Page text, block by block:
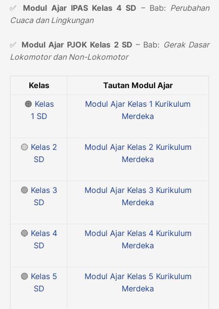
✅ Modul Ajar IPAS Kelas 4 SD – Bab: Perubahan
Cuaca dan Lingkungan
✅ Modul Ajar PJOK Kelas 2 SD – Bab: Gerak Dasar
Lokomotor dan Non-Lokomotor
Kelas
Tautan Modul Ajar
🟠 Kelas
1 SD
Modul Ajar Kelas 1 Kurikulum
Merdeka
🟡 Kelas 2
SD
Modul Ajar Kelas 2 Kurikulum
Merdeka
🟢 Kelas 3
SD
Modul Ajar Kelas 3 Kurikulum
Merdeka
🔵 Kelas 4
SD
Modul Ajar Kelas 4 Kurikulum
Merdeka
🟣 Kelas 5
SD
Modul Ajar Kelas 5 Kurikulum
Merdeka